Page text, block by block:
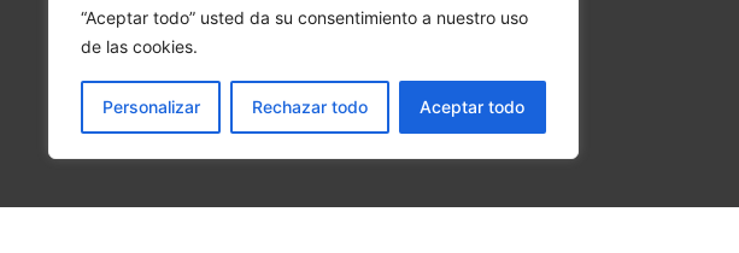
“Aceptar todo” usted da su consentimiento a nuestro uso
de las cookies.
Personalizar Rechazar todo Aceptar todo